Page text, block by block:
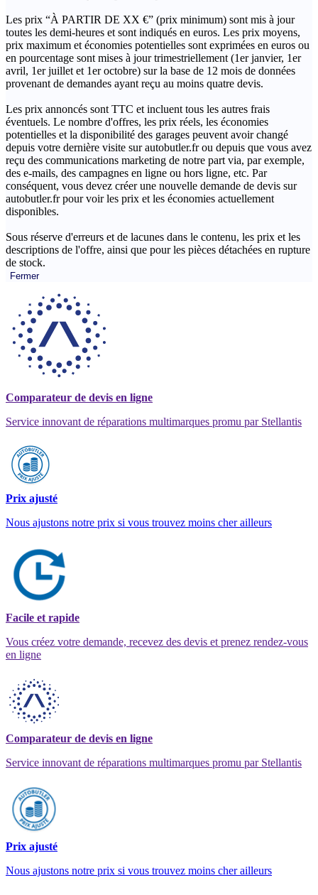
Les prix “À PARTIR DE XX €” (prix minimum) sont mis à jour
toutes les demi-heures et sont indiqués en euros. Les prix moyens,
prix maximum et économies potentielles sont exprimées en euros ou
en pourcentage sont mises à jour trimestriellement (1er janvier, 1er
avril, 1er juillet et 1er octobre) sur la base de 12 mois de données
provenant de demandes ayant reçu au moins quatre devis.
Les prix annoncés sont TTC et incluent tous les autres frais
éventuels. Le nombre d'offres, les prix réels, les économies
potentielles et la disponibilité des garages peuvent avoir changé
depuis votre dernière visite sur autobutler.fr ou depuis que vous avez
reçu des communications marketing de notre part via, par exemple,
des e-mails, des campagnes en ligne ou hors ligne, etc. Par
conséquent, vous devez créer une nouvelle demande de devis sur
autobutler.fr pour voir les prix et les économies actuellement
disponibles.
Sous réserve d'erreurs et de lacunes dans le contenu, les prix et les
descriptions de l'offre, ainsi que pour les pièces détachées en rupture
de stock.
Fermer
Comparateur de devis en ligne
Service innovant de réparations multimarques promu par Stellantis
Prix ajusté
Nous ajustons notre prix si vous trouvez moins cher ailleurs
Facile et rapide
Vous créez votre demande, recevez des devis et prenez rendez-vous
en ligne
Comparateur de devis en ligne
Service innovant de réparations multimarques promu par Stellantis
Prix ajusté
Nous ajustons notre prix si vous trouvez moins cher ailleurs